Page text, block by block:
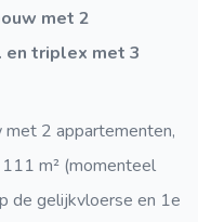
en triplex met 3
2 appartementen,
m² (momenteel
de gelijkvloerse en 1e